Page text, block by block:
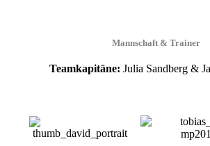
Mannschaft & Trainer
Teamkapitäne: Julia Sandberg &